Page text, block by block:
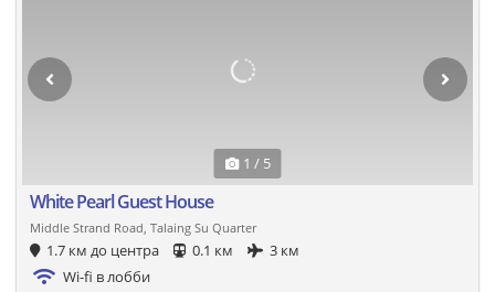
1 / 5
White Pearl Guest House
Middle Strand Road, Talaing Su Quarter
1.7 км до центра 0.1 км
3 км
Wi-fi в лобби